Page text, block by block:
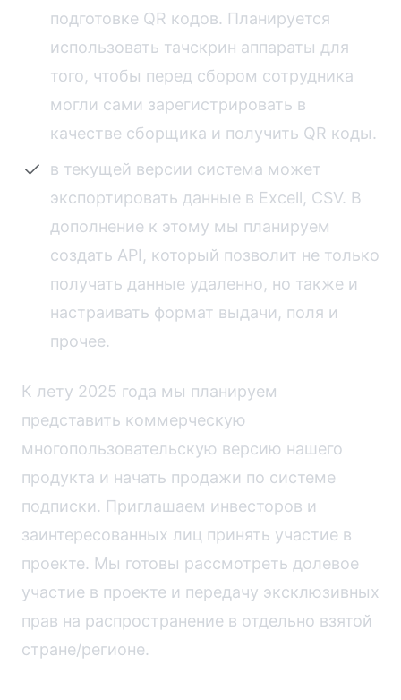
подготовке QR кодов. Планируется
использовать тачскрин аппараты для
того, чтобы перед сбором сотрудника
могли сами зарегистрировать в
качестве сборщика и получить QR коды.
в текущей версии система может
экспортировать данные в Excell, CSV. В
дополнение к этому мы планируем
создать API, который позволит не только
получать данные удаленно, но также и
настраивать формат выдачи, поля и
прочее.
К лету 2025 года мы планируем
представить коммерческую
многопользовательскую версию нашего
продукта и начать продажи по системе
подписки. Приглашаем инвесторов и
заинтересованных лиц принять участие в
проекте. Мы готовы рассмотреть долевое
участие в проекте и передачу эксклюзивных
прав на распространение в отдельно взятой
стране/регионе.